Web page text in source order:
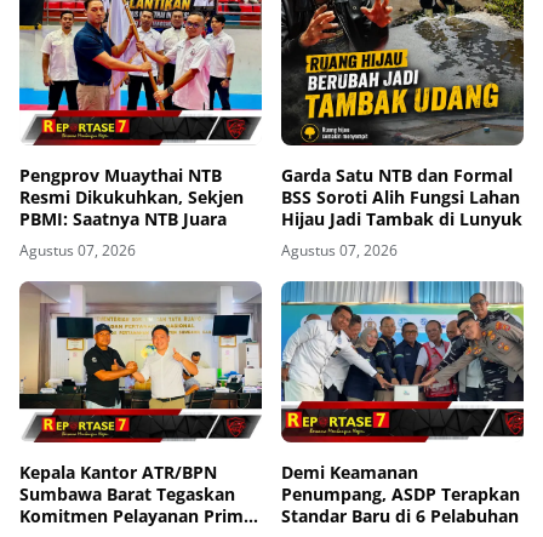
Pengprov Muaythai NTB
Resmi Dikukuhkan, Sekjen
PBMI: Saatnya NTB Juara
Agustus 07, 2026
Garda Satu NTB dan Formal
BSS Soroti Alih Fungsi Lahan
Hijau Jadi Tambak di Lunyuk
Agustus 07, 2026
Kepala Kantor ATR/BPN
Sumbawa Barat Tegaskan
Komitmen Pelayanan Prima
Demi Keamanan
Penumpang, ASDP Terapkan
Standar Baru di 6 Pelabuhan